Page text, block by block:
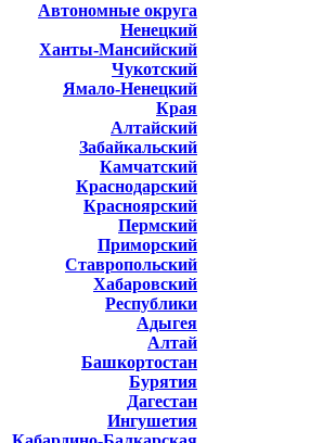
Автономные округа
Ненецкий
Ханты-Мансийский
Чукотский
Ямало-Ненецкий
Края
Алтайский
Забайкальский
Камчатский
Краснодарский
Красноярский
Пермский
Приморский
Ставропольский
Хабаровский
Республики
Адыгея
Алтай
Башкортостан
Бурятия
Дагестан
Ингушетия